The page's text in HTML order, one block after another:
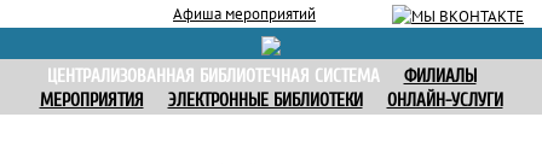
Афиша мероприятий
ЦЕНТРАЛИЗОВАННАЯ БИБЛИОТЕЧНАЯ СИСТЕМА
ФИЛИАЛЫ
МЕРОПРИЯТИЯ
ЭЛЕКТРОННЫЕ БИБЛИОТЕКИ ОНЛАЙН-УСЛУГИ